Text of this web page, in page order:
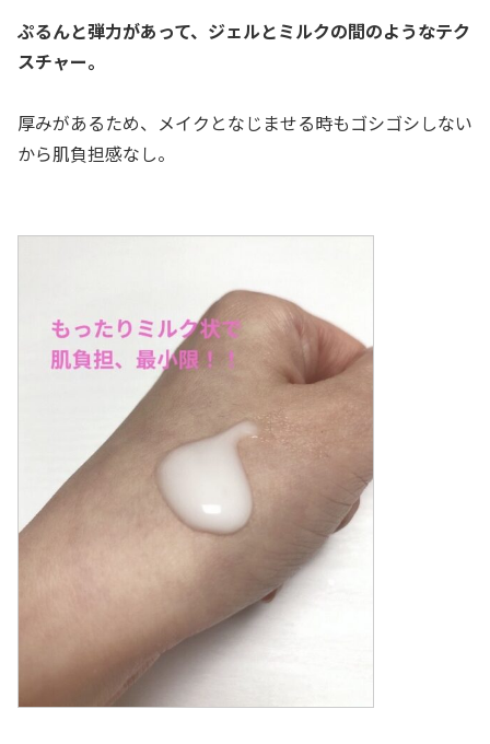
ぷるんと弾力があって、ジェルとミルクの間のようなテク
スチャー。
厚みがあるため、メイクとなじませる時もゴシゴシしない
から肌負担感なし。